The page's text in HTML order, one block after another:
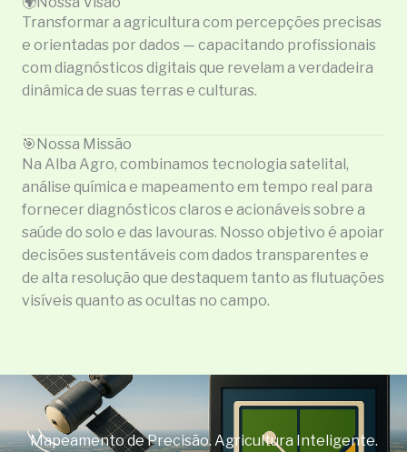
Transformar a agricultura com percepções precisas
e orientadas por dados — capacitando profissionais
com diagnósticos digitais que revelam a verdadeira
dinâmica de suas terras e culturas.
🎯Nossa Missão
Na Alba Agro, combinamos tecnologia satelital,
análise química e mapeamento em tempo real para
fornecer diagnósticos claros e acionáveis sobre a
saúde do solo e das lavouras. Nosso objetivo é apoiar
decisões sustentáveis com dados transparentes e
de alta resolução que destaquem tanto as flutuações
visíveis quanto as ocultas no campo.
Mapeamento de Precisão. Agricultura Inteligente.